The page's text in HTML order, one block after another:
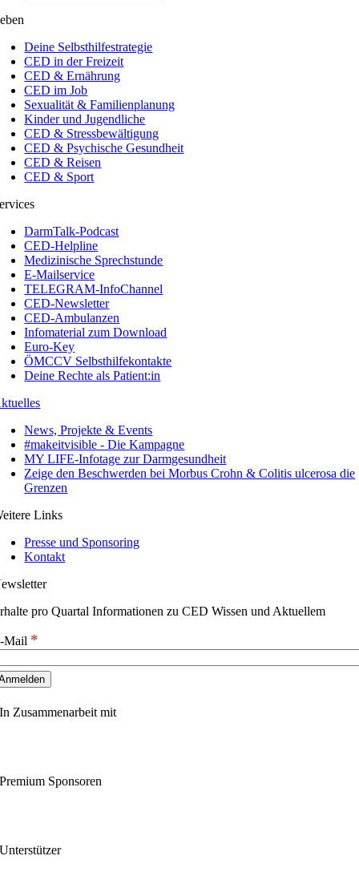
Deine Selbsthilfestrategie
CED in der Freizeit
CED & Ernährung
CED im Job
Sexualität & Familienplanung
Kinder und Jugendliche
CED & Stressbewältigung
CED & Psychische Gesundheit
CED & Reisen
CED & Sport
DarmTalk-Podcast
CED-Helpline
Medizinische Sprechstunde
E-Mailservice
TELEGRAM-InfoChannel
CED-Newsletter
CED-Ambulanzen
Infomaterial zum Download
Euro-Key
ÖMCCV Selbsthilfekontakte
Deine Rechte als Patient:in
News, Projekte & Events
#makeitvisible - Die Kampagne
MY LIFE-Infotage zur Darmgesundheit
Zeige den Beschwerden bei Morbus Crohn & Colitis ulcerosa die
Grenzen
Links
Presse und Sponsoring
Kontakt
pro Quartal Informationen zu CED Wissen und Aktuellem
Mail *
In Zusammenarbeit mit
Premium Sponsoren
Unterstützer